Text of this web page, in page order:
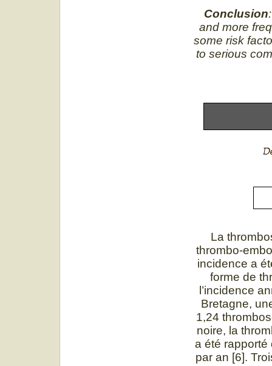
Conclusion
and more
some risk
to serious
La
thrombo-
incidence a
forme de
l’incidence
Bretagne,
1,24
noire, la
a été
par an [6].